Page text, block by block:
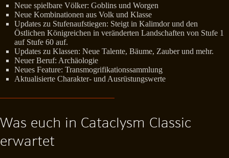
Neue spielbare Völker: Goblins und Worgen
Neue Kombinationen aus Volk und Klasse
Updates zu Stufenaufstiegen: Steigt in Kalimdor und den
Östlichen Königreichen in veränderten Landschaften von Stufe 1
auf Stufe 60 auf.
Updates zu Klassen: Neue Talente, Bäume, Zauber und mehr.
Neuer Beruf: Archäologie
Neues Feature: Transmogrifikationssammlung
Aktualisierte Charakter- und Ausrüstungswerte
Was euch in Cataclysm Classic
erwartet